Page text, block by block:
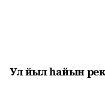
Ул йыл һайын